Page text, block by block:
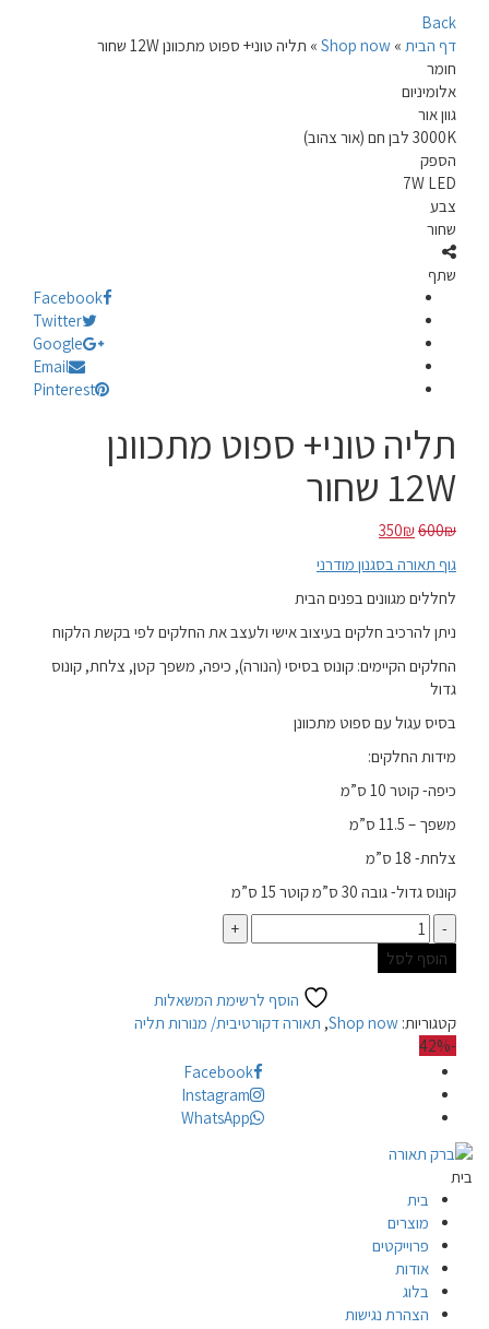
Back
דף הבית »
Shop now
» תליה טוני+ ספוט מתכוונן 12W שחור
חומר
אלומיניום
גוון אור
3000K לבן חם (אור צהוב)
הספק
7W LED
צבע
שחור
שתף
Facebook
Twitter
Google
Email
Pinterest
תליה טוני+ ספוט מתכוונן
12W שחור
600₪
המחיר
היה:
600₪.
350₪
המחיר
הוא:
350₪.
גוף תאורה בסגנון מודרני
לחללים מגוונים בפנים הבית
ניתן להרכיב חלקים בעיצוב אישי ולעצב את החלקים לפי בקשת הלקוח
החלקים הקיימים: קונוס בסיסי (הנורה), כיפה, משפך קטן, צלחת, קונוס
גדול
בסיס עגול עם ספוט מתכוונן
מידות החלקים:
כיפה- קוטר 10 ס”מ
משפך – 11.5 ס”מ
צלחת- 18 ס”מ
קונוס גדול- גובה 30 ס”מ קוטר 15 ס”מ
כמות
הוסף לסל
הוסף לרשימת המשאלות
קטגוריות: Shop now
, תאורה דקורטיבית/ מנורות תליה
-42%
Facebook
Instagram
WhatsApp
בית
בית
מוצרים
פרוייקטים
אודות
בלוג
הצהרת נגישות